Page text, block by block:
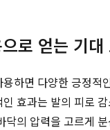
로 얻는 기대
하면 다양한 긍정적
효과는 발의 피로
닥의 압력을 고르게